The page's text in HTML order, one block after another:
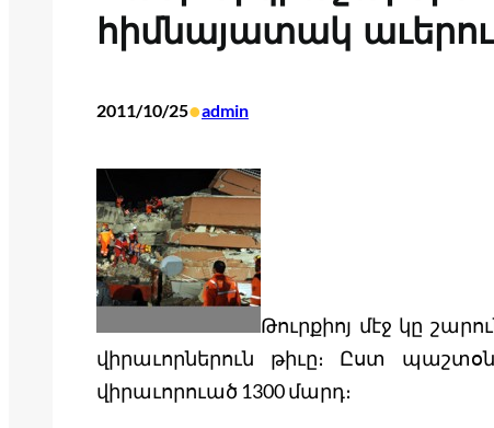
հիմնայատակ
2011/10/25•admin
Թուրքիոյ մէջ կը
վիրաւորներուն թիւը։ Ըստ
վիրաւորուած 1300 մարդ։